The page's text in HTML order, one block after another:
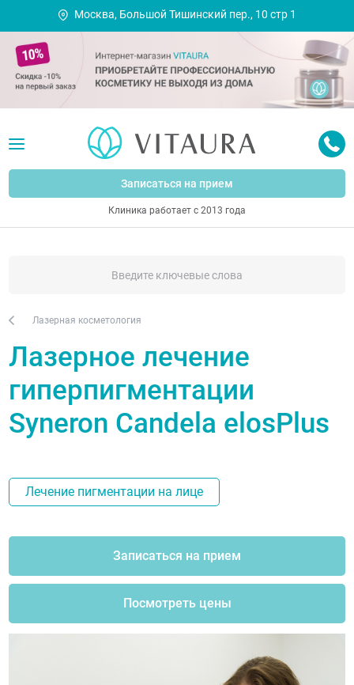
Москва, Большой Тишинский пер., 10 стр 1
Записаться на прием
Клиника работает с 2013 года
Лазерная косметология
Лазерное лечение
гиперпигментации
Syneron Candela elosPlus
Лечение пигментации на лице
Записаться на прием
Посмотреть цены